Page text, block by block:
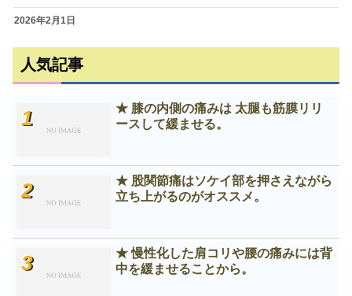
2026年2月1日
人気記事
★ 膝の内側の痛みは 太腿も筋膜リリ
ースして緩ませる。
★ 股関節痛はソケイ部を押さえながら
立ち上がるのがオススメ。
★ 慢性化した肩コリや腰の痛みには背
中を緩ませることから。